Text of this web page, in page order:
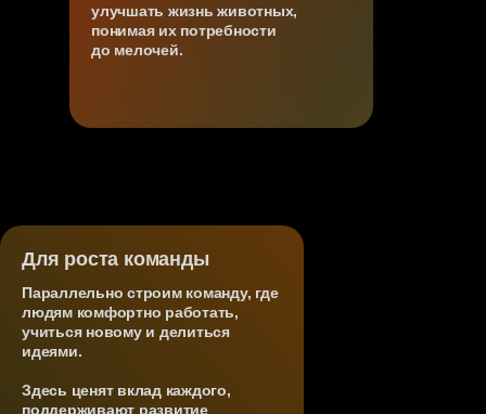
улучшать жизнь животных,
понимая их потребности
до мелочей.
Для роста команды
Параллельно строим команду, где
людям комфортно работать,
учиться новому и делиться
идеями.
Здесь ценят вклад каждого,
поддерживают развитие
Продукты,
которые